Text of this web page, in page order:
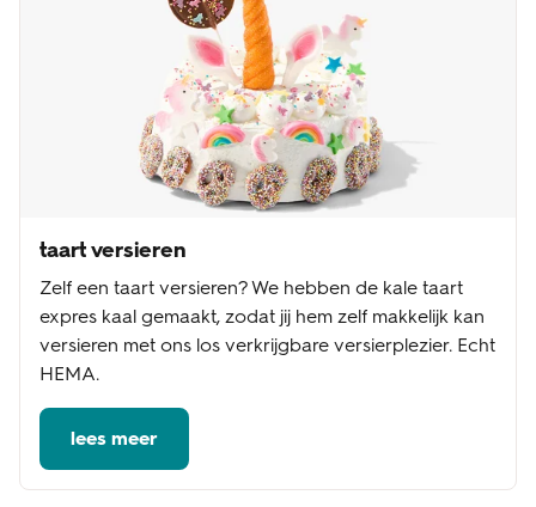
taart versieren
Zelf een taart versieren? We hebben de kale taart
expres kaal gemaakt, zodat jij hem zelf makkelijk kan
versieren met ons los verkrijgbare versierplezier. Echt
HEMA.
lees meer